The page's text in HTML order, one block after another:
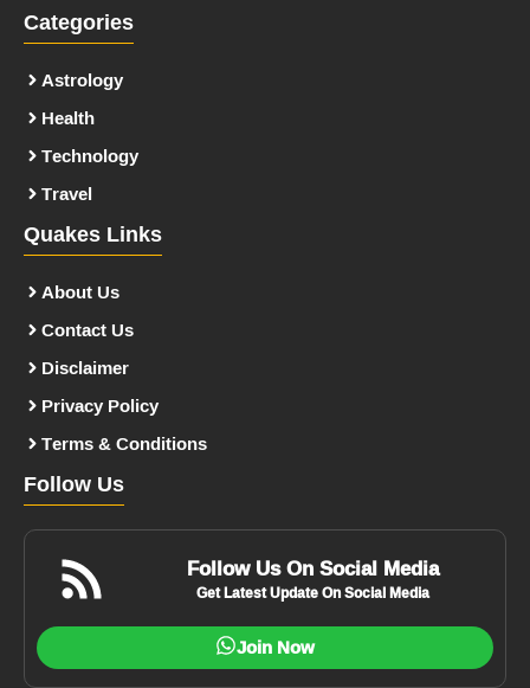
Categories
Astrology
Health
Technology
Travel
Quakes Links
About Us
Contact Us
Disclaimer
Privacy Policy
Terms & Conditions
Follow Us
Follow Us On Social Media
Get Latest Update On Social Media
Join Now